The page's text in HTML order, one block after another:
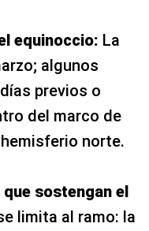
equinoccio: La
algunos
previos o
del marco de
norte.
sostengan el
limita al ramo: la